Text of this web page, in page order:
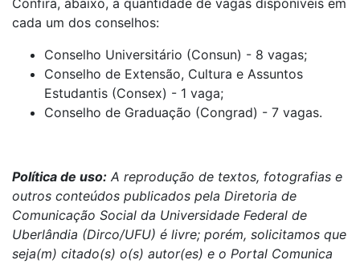
Confira, abaixo, a quantidade de vagas disponíveis em
cada um dos conselhos:
Conselho Universitário (Consun) - 8 vagas;
Conselho de Extensão, Cultura e Assuntos
Estudantis (Consex) - 1 vaga;
Conselho de Graduação (Congrad) - 7 vagas.
Política de uso: A reprodução de textos, fotografias e
outros conteúdos publicados pela Diretoria de
Comunicação Social da Universidade Federal de
Uberlândia (Dirco/UFU) é livre; porém, solicitamos que
seja(m) citado(s) o(s) autor(es) e o Portal Comunica